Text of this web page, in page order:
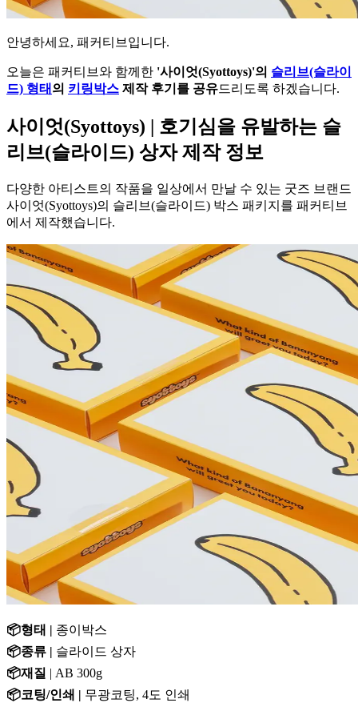
안녕하세요, 패커티브입니다.
오늘은 패커티브와 함께한 '사이엇(Syottoys)'의 슬리브(슬라이
드) 형태 의 키링박스 제작 후기를 공유드리도록 하겠습니다.
사이엇(Syottoys) | 호기심을 유발하는 슬
리브(슬라이드) 상자 제작 정보
다양한 아티스트의 작품을 일상에서 만날 수 있는 굿즈 브랜드
사이엇(Syottoys)의 슬리브(슬라이드) 박스 패키지를 패커티브
에서 제작했습니다.
📦형태 | 종이박스
📦종류 | 슬라이드 상자
📦재질 | AB 300g
📦코팅/인쇄 | 무광코팅, 4도 인쇄